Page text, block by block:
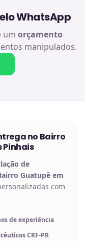
WhatsApp
um orçamento
manipulados.
no Bairro
Pinhais
de
Guatupê em
com
de experiência
CRF-PR